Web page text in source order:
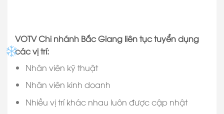
VOTV Chi nhánh Bắc Giang liên tục tuyển dụng
các vị trí:
Nhân viên kỹ thuật
Nhân viên kinh doanh
Nhiều vị trí khác nhau luôn được cập nhật